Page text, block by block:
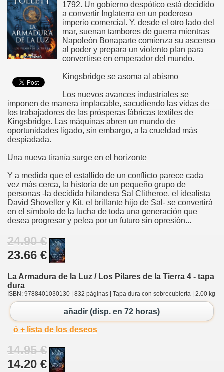
1792. Un gobierno despótico está decidido
a convertir Inglaterra en un poderoso
imperio comercial. Y, desde el otro lado del
mar, suenan tambores de guerra mientras
Napoleón Bonaparte comienza su ascenso
al poder y prepara un violento plan para
convertirse en emperador del mundo.
Kingsbridge se asoma al abismo
Los nuevos avances industriales se
imponen de manera implacable, sacudiendo las vidas de
los trabajadores de las prósperas fábricas textiles de
Kingsbridge. Las máquinas abren un mundo de
oportunidades ligado, sin embargo, a la crueldad más
despiadada.
Una nueva tiranía surge en el horizonte
Y a medida que el estallido de un conflicto parece cada
vez más cerca, la historia de un pequeño grupo de
personas -la decidida hilandera Sal Clitheroe, el idealista
David Shoveller y Kit, el brillante hijo de Sal- se convertirá
en el símbolo de la lucha de toda una generación que
desea progresar y pelea por un futuro sin opresión...
24.90 €
23.66 €
La Armadura de la Luz / Los Pilares de la Tierra 4 - tapa
dura
ISBN: 9788401030130 | 832 páginas | Tapa dura con sobrecubierta | 2.00 kg
añadir (disp. en 72 horas)
ó + lista de los deseos
14.95 €
14.20 €